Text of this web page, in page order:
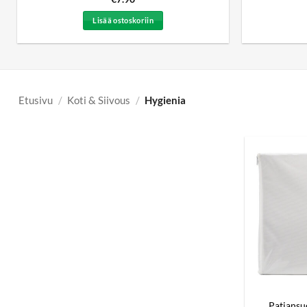
Lisää ostoskoriin
Etusivu / Koti & Siivous / Hygienia